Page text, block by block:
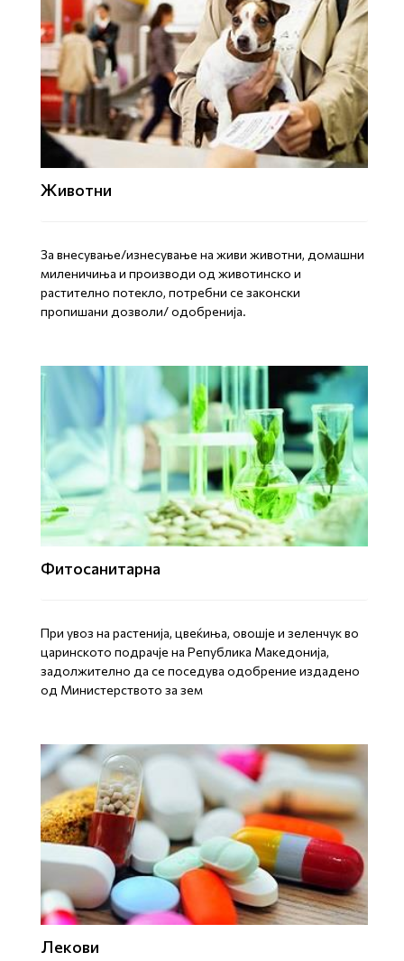
Животни
За внесување/изнесување на живи животни, домашни
миленичиња и производи од животинско и
растително потекло, потребни се законски
пропишани дозволи/ одобренија.
Фитосанитарна
При увоз на растенија, цвеќиња, овошје и зеленчук во
царинското подрачје на Република Македонија,
задолжително да се поседува одобрение издадено
од Министерството за зем
Лекови